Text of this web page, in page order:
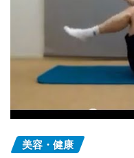
美容・健康